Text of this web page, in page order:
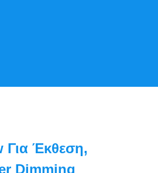
Για Έκθεση,
Dimming